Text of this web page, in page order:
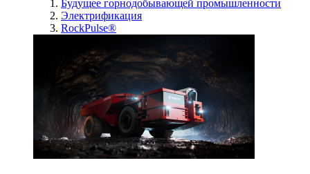
Будущее горнодобывающей промышленности
Электрификация
RockPulse®